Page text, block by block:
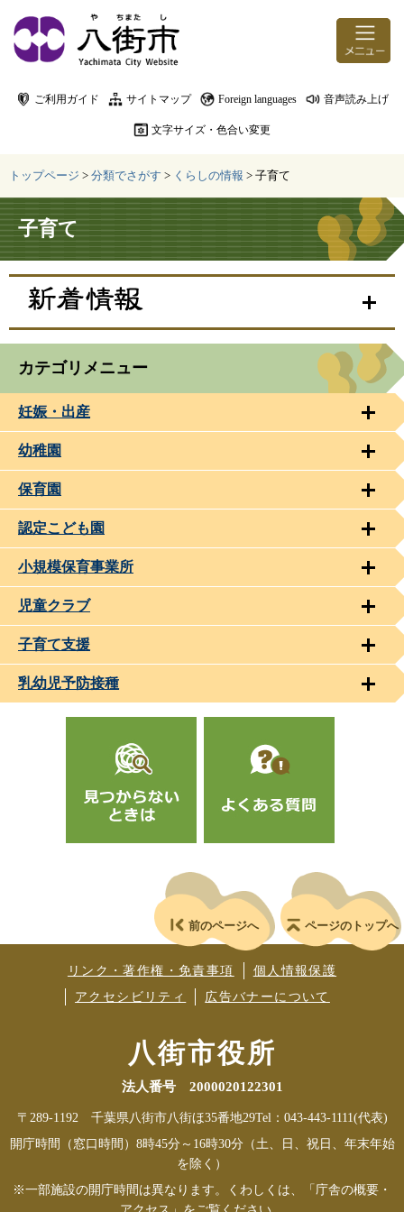
ご利用ガイド サイトマップ Foreign languages 音声読み上げ
文字サイズ・色合い変更
トップページ > 分類でさがす > くらしの情報 > 子育て
本文
子育て
カテゴリメニュー
妊娠・出産
幼稚園
保育園
認定こども園
小規模保育事業所
児童クラブ
子育て支援
乳幼児予防接種
前のページへ ページのトップへ
リンク・著作権・免責事項
個人情報保護
アクセシビリティ
広告バナーについて
八街市役所
法人番号 2000020122301
〒289-1192 千葉県八街市八街ほ35番地29Tel：043-443-1111(代表)
開庁時間（窓口時間）8時45分～16時30分（土、日、祝日、年末年始
を除く）
※一部施設の開庁時間は異なります。くわしくは、「庁舎の概要・